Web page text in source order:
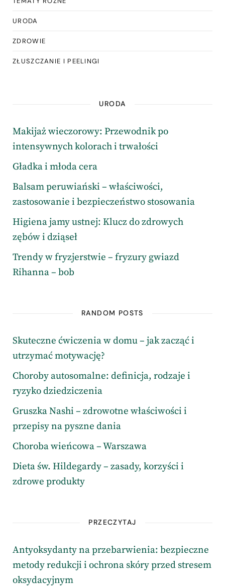
URODA
ZDROWIE
ZŁUSZCZANIE I PEELINGI
URODA
Makijaż wieczorowy: Przewodnik po
intensywnych kolorach i trwałości
Gładka i młoda cera
Balsam peruwiański – właściwości,
zastosowanie i bezpieczeństwo stosowania
Higiena jamy ustnej: Klucz do zdrowych
zębów i dziąseł
Trendy w fryzjerstwie – fryzury gwiazd
Rihanna – bob
RANDOM POSTS
Skuteczne ćwiczenia w domu – jak zacząć i
utrzymać motywację?
Choroby autosomalne: definicja, rodzaje i
ryzyko dziedziczenia
Gruszka Nashi – zdrowotne właściwości i
przepisy na pyszne dania
Choroba wieńcowa – Warszawa
Dieta św. Hildegardy – zasady, korzyści i
zdrowe produkty
PRZECZYTAJ
Antyoksydanty na przebarwienia: bezpieczne
metody redukcji i ochrona skóry przed stresem
oksydacyjnym